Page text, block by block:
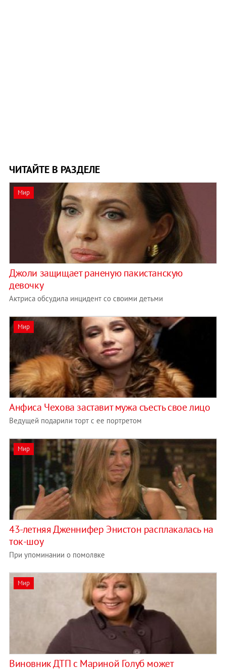
ЧИТАЙТЕ В РАЗДЕЛЕ
Мир
Джоли защищает раненую пакистанскую
девочку
Актриса обсудила инцидент со своими детьми
Мир
Анфиса Чехова заставит мужа съесть свое лицо
Ведущей подарили торт с ее портретом
Мир
43-летняя Дженнифер Энистон расплакалась на
ток-шоу
При упоминании о помолвке
Мир
Виновник ДТП с Мариной Голуб может